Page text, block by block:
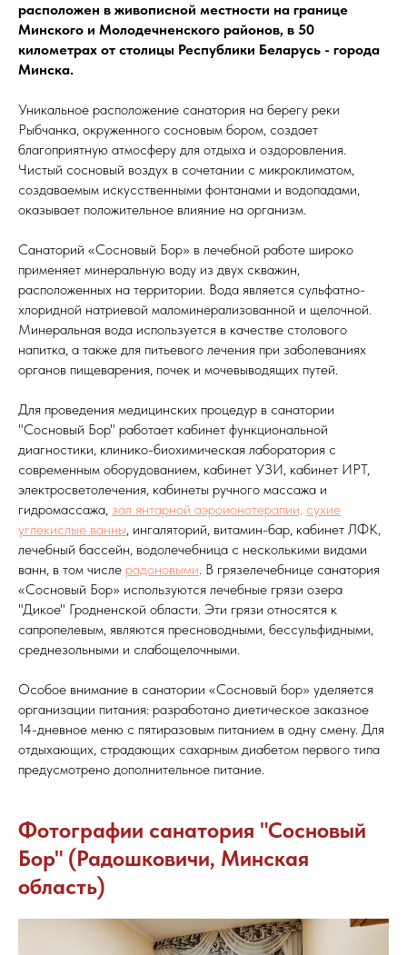
расположен в живописной местности на границе
Минского и Молодечненского районов, в 50
километрах от столицы Республики Беларусь - города
Минска.
Уникальное расположение санатория на берегу реки
Рыбчанка, окруженного сосновым бором, создает
благоприятную атмосферу для отдыха и оздоровления.
Чистый сосновый воздух в сочетании с микроклиматом,
создаваемым искусственными фонтанами и водопадами,
оказывает положительное влияние на организм.
Санаторий «Сосновый Бор» в лечебной работе широко
применяет минеральную воду из двух скважин,
расположенных на территории. Вода является сульфатно-
хлоридной натриевой маломинерализованной и щелочной.
Минеральная вода используется в качестве столового
напитка, а также для питьевого лечения при заболеваниях
органов пищеварения, почек и мочевыводящих путей.
Для проведения медицинских процедур в санатории
"Сосновый Бор" работает кабинет функциональной
диагностики, клинико-биохимическая лаборатория с
современным оборудованием, кабинет УЗИ, кабинет ИРТ,
электросветолечения, кабинеты ручного массажа и
гидромассажа, зал янтарной аэроионотерапии, сухие
углекислые ванны, ингаляторий, витамин-бар, кабинет ЛФК,
лечебный бассейн, водолечебница с несколькими видами
ванн, в том числе радоновыми. В грязелечебнице санатория
«Сосновый Бор» используются лечебные грязи озера
"Дикое" Гродненской области. Эти грязи относятся к
сапропелевым, являются пресноводными, бессульфидными,
среднезольными и слабощелочными.
Особое внимание в санатории «Сосновый бор» уделяется
организации питания: разработано диетическое заказное
14-дневное меню с пятиразовым питанием в одну смену. Для
отдыхающих, страдающих сахарным диабетом первого типа
предусмотрено дополнительное питание.
Фотографии санатория "Сосновый
Бор" (Радошковичи, Минская
область)